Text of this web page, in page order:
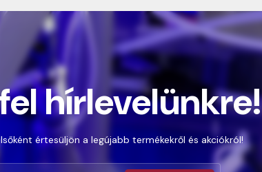
hírlevelünkre!
értesüljön a legújabb termékekről és akciókról!